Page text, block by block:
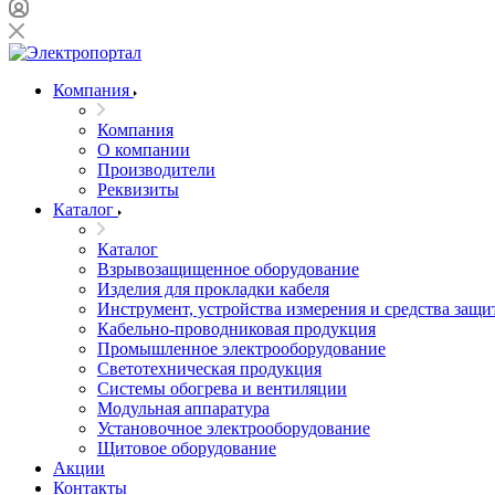
Компания
Компания
О компании
Производители
Реквизиты
Каталог
Каталог
Взрывозащищенное оборудование
Изделия для прокладки кабеля
Инструмент, устройства измерения и средства
Кабельно-проводниковая продукция
Промышленное электрооборудование
Светотехническая продукция
Системы обогрева и вентиляции
Модульная аппаратура
Установочное электрооборудование
Щитовое оборудование
Акции
Контакты